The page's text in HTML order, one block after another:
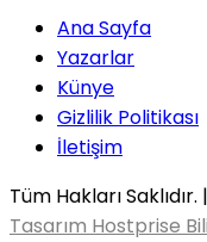
Ana Sayfa
Yazarlar
Künye
Gizlilik Politikası
İletişim
Tüm Hakları Saklıdır. |
Tasarım Hostprise